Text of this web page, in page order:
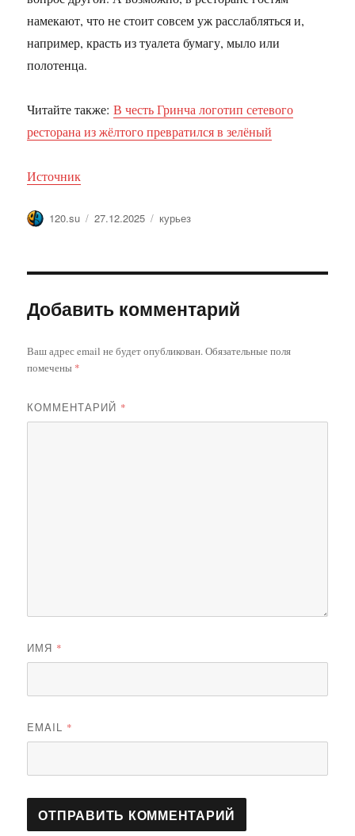
намекают, что не стоит совсем уж расслабляться и,
например, красть из туалета бумагу, мыло или
полотенца.
Читайте также:В честь Гринча логотип сетевого
ресторана из жёлтого превратился в зелёный
Источник
Автор
120.su Опубликовано
27.12.2025 Метки
курьез
Добавить комментарий
Ваш адрес email не будет опубликован.Обязательные поля
помечены *
КОММЕНТАРИЙ *
ИМЯ *
EMAIL *